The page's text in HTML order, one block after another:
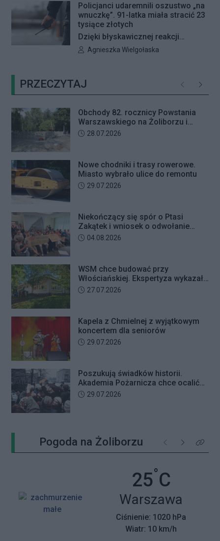
Rady Dzielnicy Żoliborz w sprawie
zaniechania budowy zespołu
przedszkolno-żłobkowego przy ul.
Ficowskiego. Po blisko pięciu
zaplanowano na koniec sierpnia
Policjanci udaremnili oszustwo „na
wnuczkę”. 91-latka miała stracić 23
tysiące złotych
Dzięki błyskawicznej reakcji
kryminalnych 91-letnia mieszkanka
wnuczkę”. Policjanci zatrzymali 32-
letniego mężczyznę w chwili, gdy
przyszedł odebrać przygotowane
przez seniorkę 23 tysiące złotych.
Mężczyzna usłyszał zarzut
Autor artykułu:
Agnieszka Wielgołaska
PRZECZYTAJ Poprzednie
Obchody 82. rocznicy Powstania
Warszawskiego na Żoliborzu i
Bielanach
Data dodania artykułu:
28.07.2026
Nowe chodniki i trasy rowerowe.
Miasto wybrało ulice do remontu
Data dodania artykułu:
29.07.2026
Niekończący się spór o Ptasi
Zakątek i wniosek o odwołanie
przewodniczącego Rady Dzielnicy
Data dodania artykułu:
04.08.2026
WSM chce budować przy
Włościańskiej. Ekspertyza wykazała
problemy z gruntem pod
Data dodania artykułu:
27.07.2026
Kapela z Chmielnej z wyjątkowym
koncertem dla seniorów
Data dodania artykułu:
29.07.2026
Poszukują świadków historii.
Akademia Pożarnicza chce ocalić
wspomnienia z pamiętnego strajku
Data dodania artykułu:
29.07.2026
Pogoda na Żoliborzu Poprzednie
NastępneKliknij
25°C
Miasto:
Warszawa
Ciśnienie: 1020 hPa
Wiatr: 10 km/h